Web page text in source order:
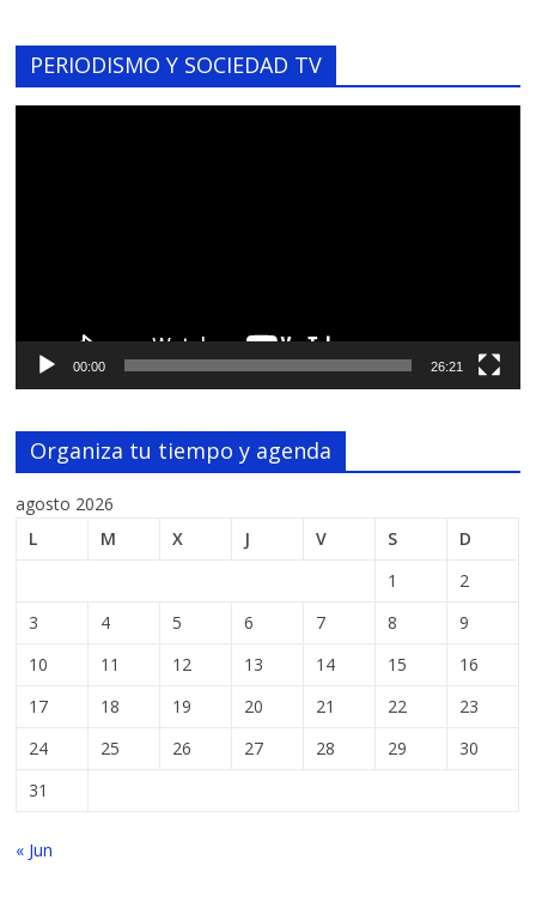
PERIODISMO Y SOCIEDAD TV
00:00 26:21
Organiza tu tiempo y agenda
agosto 2026
L
M X J V S
D
1
2
3
4 5 6 7 8
9
10
11 12 13 14 15
16
17
18 19 20 21 22
23
24
25 26 27 28 29
30
31
« Jun